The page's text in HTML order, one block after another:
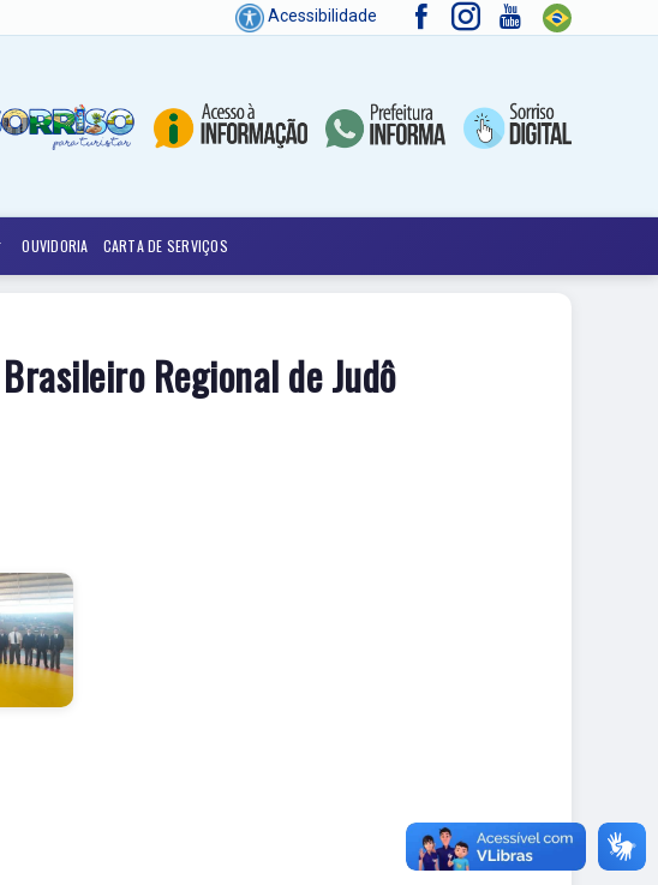
Acessibilidade
OUVIDORIA CARTA DE SERVIÇOS
Regional de Judô